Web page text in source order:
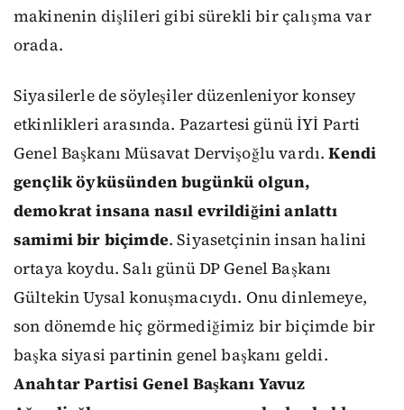
makinenin dişlileri gibi sürekli bir çalışma var
orada.
Siyasilerle de söyleşiler düzenleniyor konsey
etkinlikleri arasında. Pazartesi günü İYİ Parti
Genel Başkanı Müsavat Dervişoğlu vardı.Kendi
gençlik öyküsünden bugünkü olgun,
demokrat insana nasıl evrildiğini anlattı
samimi bir biçimde. Siyasetçinin insan halini
ortaya koydu. Salı günü DP Genel Başkanı
Gültekin Uysal konuşmacıydı. Onu dinlemeye,
son dönemde hiç görmediğimiz bir biçimde bir
başka siyasi partinin genel başkanı geldi.
Anahtar Partisi Genel Başkanı Yavuz